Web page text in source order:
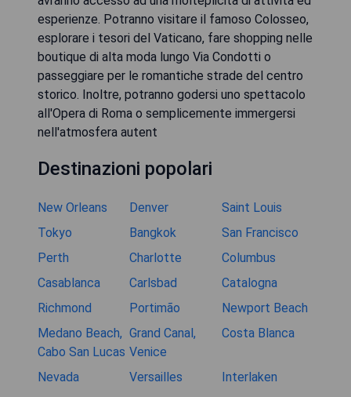
esperienze. Potranno visitare il famoso Colosseo,
esplorare i tesori del Vaticano, fare shopping nelle
boutique di alta moda lungo Via Condotti o
passeggiare per le romantiche strade del centro
storico. Inoltre, potranno godersi uno spettacolo
all'Opera di Roma o semplicemente immergersi
nell'atmosfera autent
Destinazioni popolari
New Orleans Denver
Saint Louis
Tokyo
Bangkok
San Francisco
Perth
Charlotte
Columbus
Casablanca
Carlsbad
Catalogna
Richmond
Portimão
Newport Beach
Medano Beach,
Cabo San Lucas
Grand Canal,
Venice
Costa Blanca
Nevada Versailles Interlaken